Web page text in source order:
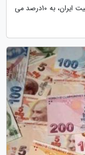
سهم جمعیت سالمند بالای 60 سال، از کل جمعیت ایران، به 10درصد می